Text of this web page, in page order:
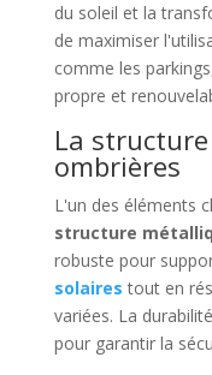
du soleil et la
de maximiser
comme les
propre et
La
ombrières
L'un des éléments
structure
robuste pour
solaires tout en
variées. La
pour garantir la